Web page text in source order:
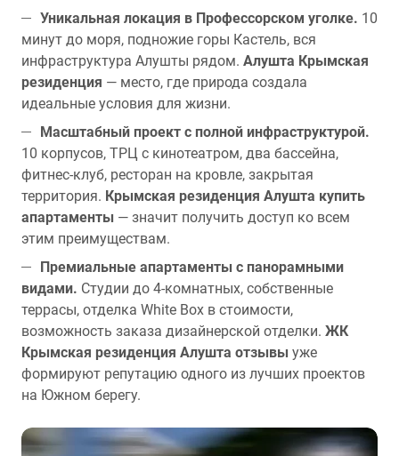
Уникальная локация в Профессорском уголке. 10
минут до моря, подножие горы Кастель, вся
инфраструктура Алушты рядом. Алушта Крымская
резиденция — место, где природа создала
идеальные условия для жизни.
Масштабный проект с полной инфраструктурой.
10 корпусов, ТРЦ с кинотеатром, два бассейна,
фитнес-клуб, ресторан на кровле, закрытая
территория. Крымская резиденция Алушта купить
апартаменты — значит получить доступ ко всем
этим преимуществам.
Премиальные апартаменты с панорамными
видами. Студии до 4-комнатных, собственные
террасы, отделка White Box в стоимости,
возможность заказа дизайнерской отделки. ЖК
Крымская резиденция Алушта отзывы уже
формируют репутацию одного из лучших проектов
на Южном берегу.